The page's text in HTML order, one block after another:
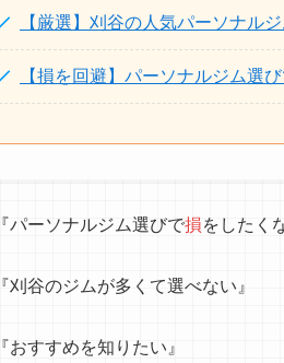
【厳選】刈谷の人気パーソナル
【損を回避】パーソナルジム選
『パーソナルジム選びで損をしたく
『刈谷のジムが多くて選べない』
『おすすめを知りたい』